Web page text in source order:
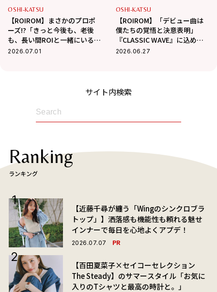
OSHI-KATSU
【ROIROM】まさかのプロポ
ーズ!?「きっと今後も、老後
も、長い間ROIと一緒にいるん
だろうな…」お互いに今、贈
2026.07.01
OSHI-KATSU
【ROIROM】「デビュー曲は
僕たちの覚悟と決意表明」
『CLASSIC WAVE』に込めた
強固な意思と、cHaRmへの熱
2026.06.27
サイト内検索
Ranking
ランキング
【近藤千尋が纏う「Wingのシンクロブラ
トップ」】洒落感も機能性も頼れる魅せ
インナーで毎日を心地よくアプデ！
2026.07.07 PR
【百田夏菜子×セイコーセレクション
The Steady】のサマースタイル「お気に
入りのTシャツと最高の時計と。」